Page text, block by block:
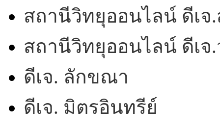
สถานีวิทยุออนไลน์ ดีเจ
สถานีวิทยุออนไลน์ ดีเ
ดีเจ. ลักขณา
ดีเจ. มิตรอินทรีย์